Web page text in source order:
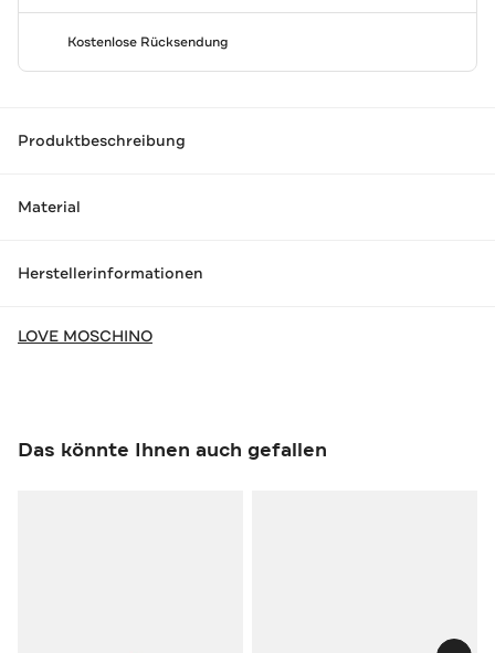
Kostenlose Rücksendung
Produktbeschreibung
Material
Herstellerinformationen
LOVE MOSCHINO
Das könnte Ihnen auch gefallen